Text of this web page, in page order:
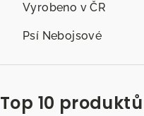
Vyrobeno v ČR
Psí Nebojsové
Top 10 produktů